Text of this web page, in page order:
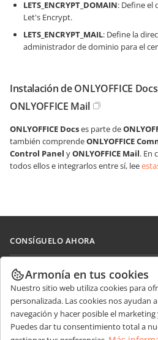
LETS_ENCRYPT_DOMAIN: Define el
Let's Encrypt.
LETS_ENCRYPT_MAIL: Define la
administrador de dominio para el
Instalación de ONLYOFFICE
ONLYOFFICE Mail
ONLYOFFICE Docses parte de
también comprendeONLYOFFICE
Control Panel yONLYOFFICE Mail. En
todos ellos e integrarlos entre sí, lee
CONSÍGUELO AHORA
Docs
DocSpace
Workspace
Conectores
COLABORAR
Para colaboradores
Para traductores
Para influencers
RECIBIR NOTICIAS
Blog
OBTENER AYUDA
Armonía en tus cookies
Nuestro sitio web utiliza cookies para
personalizada. Las cookies nos ayudan
navegación y hacer posible el
Puedes dar tu consentimiento total a